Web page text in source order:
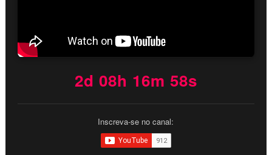
2d 08h 16m 57s
Inscreva-se no canal: